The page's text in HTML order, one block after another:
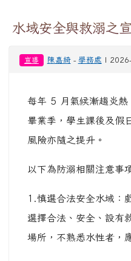
水域安全與救溺之
宣導 陳嘉綺- 學務處 |
每年 5 月氣候漸趨炎熱
畢業季，學生課後及假
風險亦隨之提升。
以下為防溺相關注意事
1.慎選合法安全水域：
選擇合法、安全、設有
場所，不熟悉水性者，